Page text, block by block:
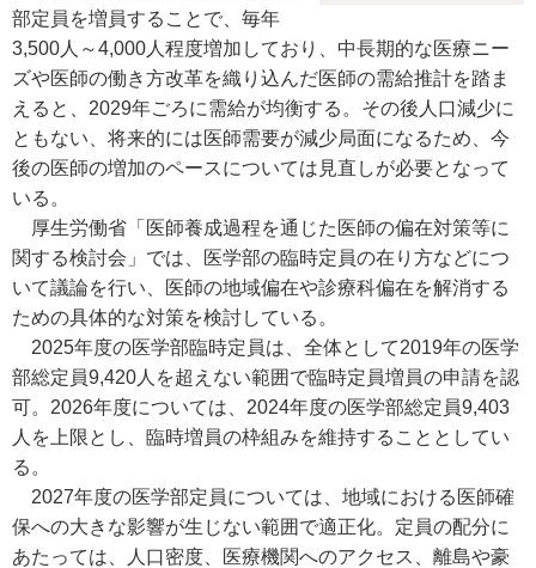
部定員を増員することで、毎年
3,500人～4,000人程度増加しており、中長期的な医療ニー
ズや医師の働き方改革を織り込んだ医師の需給推計を踏ま
えると、2029年ごろに需給が均衡する。その後人口減少に
ともない、将来的には医師需要が減少局面になるため、今
後の医師の増加のペースについては見直しが必要となって
いる。
厚生労働省「医師養成過程を通じた医師の偏在対策等に
関する検討会」では、医学部の臨時定員の在り方などにつ
いて議論を行い、医師の地域偏在や診療科偏在を解消する
ための具体的な対策を検討している。
2025年度の医学部臨時定員は、全体として2019年の医学
部総定員9,420人を超えない範囲で臨時定員増員の申請を認
可。2026年度については、2024年度の医学部総定員9,403
人を上限とし、臨時増員の枠組みを維持することとしてい
る。
2027年度の医学部定員については、地域における医師確
保への大きな影響が生じない範囲で適正化。定員の配分に
あたっては、人口密度、医療機関へのアクセス、離島や豪